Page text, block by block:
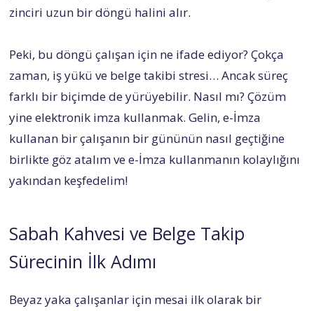
zinciri uzun bir döngü halini alır.
Peki, bu döngü çalışan için ne ifade ediyor? Çokça
zaman, iş yükü ve belge takibi stresi… Ancak süreç
farklı bir biçimde de yürüyebilir. Nasıl mı? Çözüm
yine elektronik imza kullanmak. Gelin, e-İmza
kullanan bir çalışanın bir gününün nasıl geçtiğine
birlikte göz atalım ve e-İmza kullanmanın kolaylığını
yakından keşfedelim!
Sabah Kahvesi ve Belge Takip
Sürecinin İlk Adımı
Beyaz yaka çalışanlar için mesai ilk olarak bir